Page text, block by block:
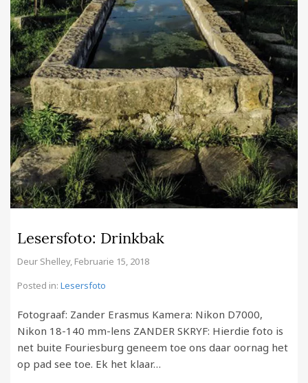
Lesersfoto: Drinkbak
Deur Shelley, Februarie 15, 2018
Posted in: Lesersfoto
Fotograaf: Zander Erasmus Kamera: Nikon D7000,
Nikon 18-140 mm-lens ZANDER SKRYF: Hierdie foto is
net buite Fouriesburg geneem toe ons daar oornag het
op pad see toe. Ek het klaar…